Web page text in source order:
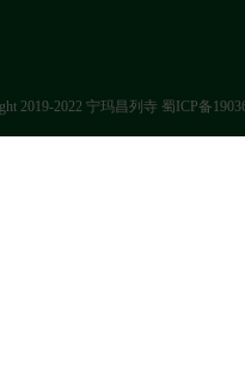
2019-2022 宁玛昌列寺 蜀ICP备